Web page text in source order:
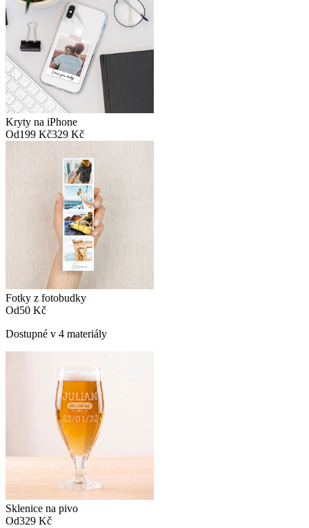
Kryty na iPhone
Od199 Kč329 Kč
Fotky z fotobudky
Od50 Kč
Dostupné v 4 materiály
Sklenice na pivo
Od329 Kč